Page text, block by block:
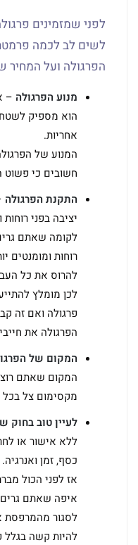
לפני שמזמינים
לשים לב לכמה
הפרגולה ועל המחיר
מנוע הפרגולה –
הוא מספיק
אחריות.
המנוע של
חשובים כי פשוט
התקנת הפרגולה
יציבה בפני
לקומה שאתם
רוחות ומומנטים
להרוס את כל
לכן מומלץ
פרגולה ואם זה
הפרגולה את
המקום של
המקום שאתם
מקסימום צל בכל
לעיין טוב בחוק
ללא אישור או
כסף, זמן ואנרגיה.
אז לפני הכול
איפה שאתם
לסגור מהמרפסת
להיות קשה בגלל